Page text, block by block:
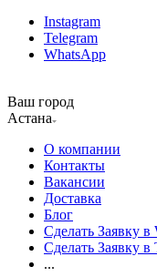
Instagram
Telegram
WhatsApp
Ваш город
Астана
О компании
Контакты
Вакансии
Доставка
Блог
Сделать Заявку
Сделать Заявку в
...